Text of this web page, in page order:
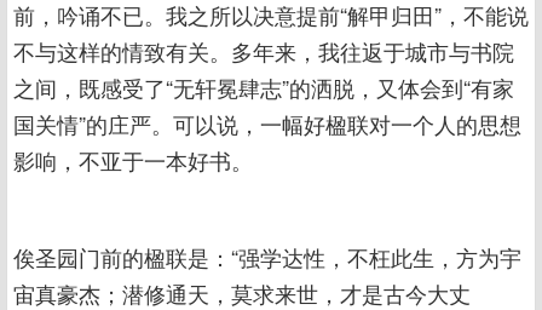
前，吟诵不已。我之所以决意提前“解甲归田”，不能说
不与这样的情致有关。多年来，我往返于城市与书院
之间，既感受了“无轩冕肆志”的洒脱，又体会到“有家
国关情”的庄严。可以说，一幅好楹联对一个人的思想
影响，不亚于一本好书。
俟圣园门前的楹联是：“强学达性，不枉此生，方为宇
宙真豪杰；潜修通天，莫求来世，才是古今大丈